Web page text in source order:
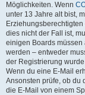
Möglichkeiten. Wenn
unter 13 Jahre alt bist,
dies nicht der Fall ist,
einigen Boards
werden – entweder
der Registrierung
Wenn du eine E-Mail
Ansonsten prüfe, ob du
die E-Mail von einem